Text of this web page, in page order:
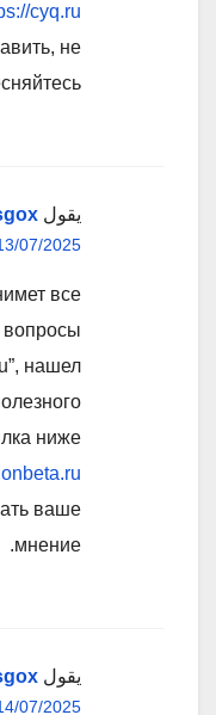
cyq.ru
не
يقول
13/07/2025 الساعة 10:44 ص
все
вопросы:
нашел
ниже:
ваше
мнение.
يقول
14/07/2025 الساعة 1:17 م